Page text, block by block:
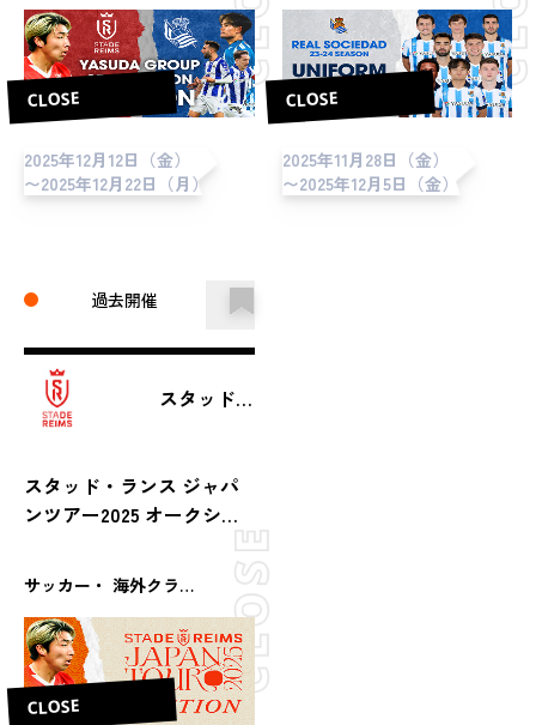
CLOSE
2025年12月12日（金）
〜2025年12月22日（月）
CLOSE
2025年11月28日（金）
〜2025年12月5日（金）
CLOSE
過去開催
スタッド・ランス ジャパンツアー2025
スタッド・ランス ジャパ
ンツアー2025 オークショ
サッカー・ 海外クラブ（サッカー）